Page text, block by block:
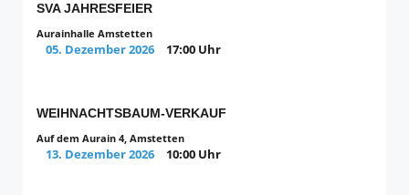
SVA JAHRESFEIER
Aurainhalle Amstetten
05. Dezember 2026 17:00 Uhr
WEIHNACHTSBAUM-VERKAUF
Auf dem Aurain 4, Amstetten
13. Dezember 2026 10:00 Uhr